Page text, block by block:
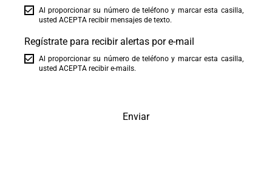
Al proporcionar su número de teléfono y marcar esta casilla,
usted ACEPTA recibir mensajes de texto.
Regístrate para recibir alertas por e-mail
Al proporcionar su número de teléfono y marcar esta casilla,
usted ACEPTA recibir e-mails.
Enviar